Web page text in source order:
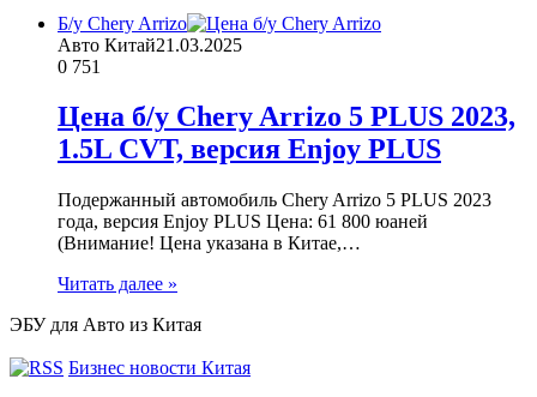
Б/у Chery Arrizo
Авто Китай21.03.2025
0 751
Цена б/у Chery Arrizo 5 PLUS 2023,
1.5L CVT, версия Enjoy PLUS
Подержанный автомобиль Chery Arrizo 5 PLUS 2023
года, версия Enjoy PLUS Цена: 61 800 юаней
(Внимание! Цена указана в Китае,…
Читать далее »
ЭБУ для Авто из Китая
Бизнес новости Китая